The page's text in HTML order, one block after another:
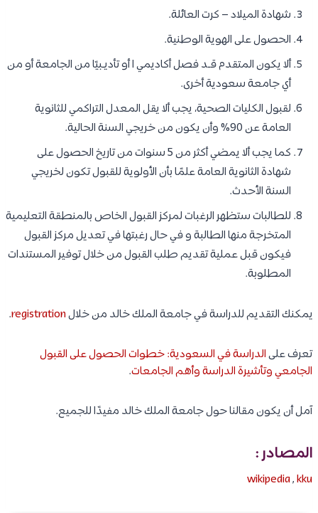
شهادة الميلاد – كرت العائلة.
الحصول على الهوية الوطنية.
ألا يكون المتقدم قـد فصل أكاديمي ا أو تأديـبيًا من الجامعة أو من
أي جامعة سعودية أخرى.
لقبول الكليات الصحية، يجب ألا يقل المعدل التراكمي للثانوية
العامة عن 90% وأن يكون من خريجي السنة الحالية.
كما يجب ألا يمضي أكثر من 5 سنوات من تاريخ الحصول على
شهادة الثانوية العامة علمًا بأن الأولوية للقبول تكون لخريجي
السنة الأحدث.
للطالبات ستظهر الرغبات لمركز القبول الخاص بالمنطقة التعليمية
المتخرجة منها الطالبة و في حال رغبتها في تعديل مركز القبول
فيكون قبل عملية تقديم طلب القبول من خلال توفير المستندات
المطلوبة.
يمكنك التقديم للدراسة في جامعة الملك خالد من خلالregistration
.
تعرف علىالدراسة في السعودية: خطوات الحصول على القبول
الجامعي وتأشيرة الدراسة وأهم الجامعات.
آمل أن يكون مقالنا حول جامعة الملك خالد مفيدًا للجميع.
المصادر :
wikipedia,kku